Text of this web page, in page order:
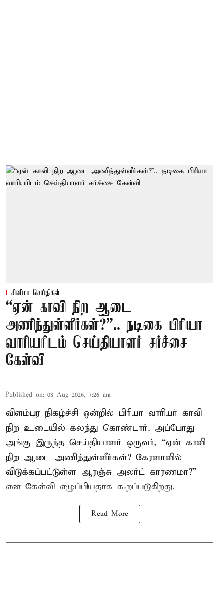
சினிமா செய்திகள்
“ஏன் காவி நிற ஆடை
அணிந்துள்ளீர்கள்?”.. நடிகை பிரியா
வாரியரிடம் செய்தியாளர் சர்ச்சை
கேள்வி
Published on: 08 Aug 2026, 7:26 am
விளம்பர நிகழ்ச்சி ஒன்றில் பிரியா வாரியர் காவி
நிற உடையில் கலந்து கொண்டார். அப்போது
அங்கு இருந்த செய்தியாளர் ஒருவர், “ஏன் காவி
நிற ஆடை அணிந்துள்ளீர்கள்? கேரளாவில்
விடுக்கப்பட்டுள்ள ஆரஞ்சு அலர்ட் காரணமா?”
என கேள்வி எழுப்பியதாக கூறப்படுகிறது.
Read More